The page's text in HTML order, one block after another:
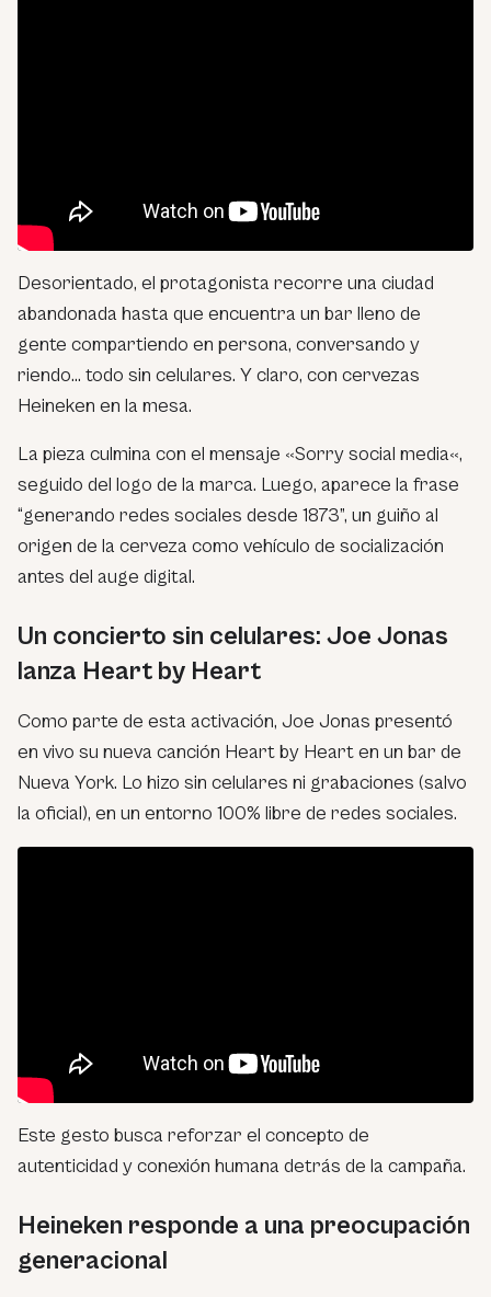
Desorientado, el protagonista recorre una ciudad
abandonada hasta que encuentra un bar lleno de
gente compartiendo en persona, conversando y
riendo… todo sin celulares. Y claro, con cervezas
Heineken en la mesa.
La pieza culmina con el mensaje «Sorry social media«,
seguido del logo de la marca. Luego, aparece la frase
“generando redes sociales desde 1873”, un guiño al
origen de la cerveza como vehículo de socialización
antes del auge digital.
Un concierto sin celulares: Joe Jonas
lanza Heart by Heart
Como parte de esta activación, Joe Jonas presentó
en vivo su nueva canción Heart by Hearten un bar de
Nueva York. Lo hizo sin celulares ni grabaciones (salvo
la oficial), en un entorno 100% libre de redes sociales.
Este gesto busca reforzar el concepto de
autenticidad y conexión humana detrás de la campaña.
Heineken responde a una preocupación
generacional